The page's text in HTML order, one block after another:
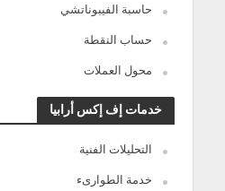
حاسبة الفيبوناتشي
حساب النقطة
محول العملات
خدمات إف إكس أرابيا
التحليلات الفنية
خدمة الطوارىء